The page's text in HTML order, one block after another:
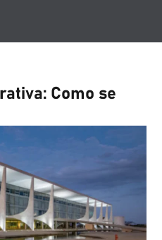
Como se